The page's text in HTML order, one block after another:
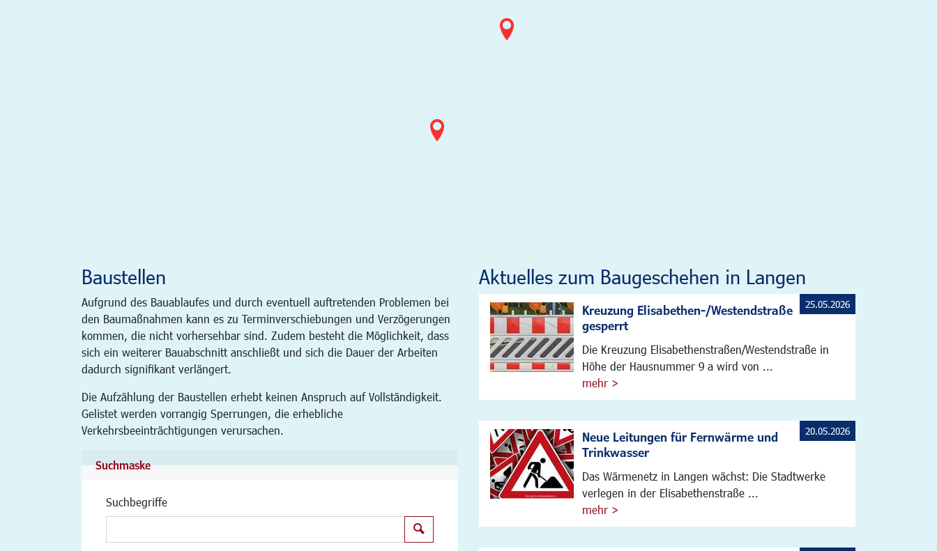
Baustellen
Aufgrund des Bauablaufes und durch eventuell auftretenden Problemen bei
den Baumaßnahmen kann es zu Terminverschiebungen und Verzögerungen
kommen, die nicht vorhersehbar sind. Zudem besteht die Möglichkeit, dass
sich ein weiterer Bauabschnitt anschließt und sich die Dauer der Arbeiten
dadurch signifikant verlängert.
Die Aufzählung der Baustellen erhebt keinen Anspruch auf Vollständigkeit.
Gelistet werden vorrangig Sperrungen, die erhebliche
Verkehrsbeeinträchtigungen verursachen.
Suchmaske
Suchbegriffe
Aktuelles zum Baugeschehen in Langen
Kreuzung Elisabethen-/Westendstraße
gesperrt
Die Kreuzung Elisabethenstraßen/Westendstraße in
Höhe der Hausnummer 9 a wird von ...
mehr >
25.05.2026
Neue Leitungen für Fernwärme und
Trinkwasser
Das Wärmenetz in Langen wächst: Die Stadtwerke
verlegen in der Elisabethenstraße ...
mehr >
20.05.2026